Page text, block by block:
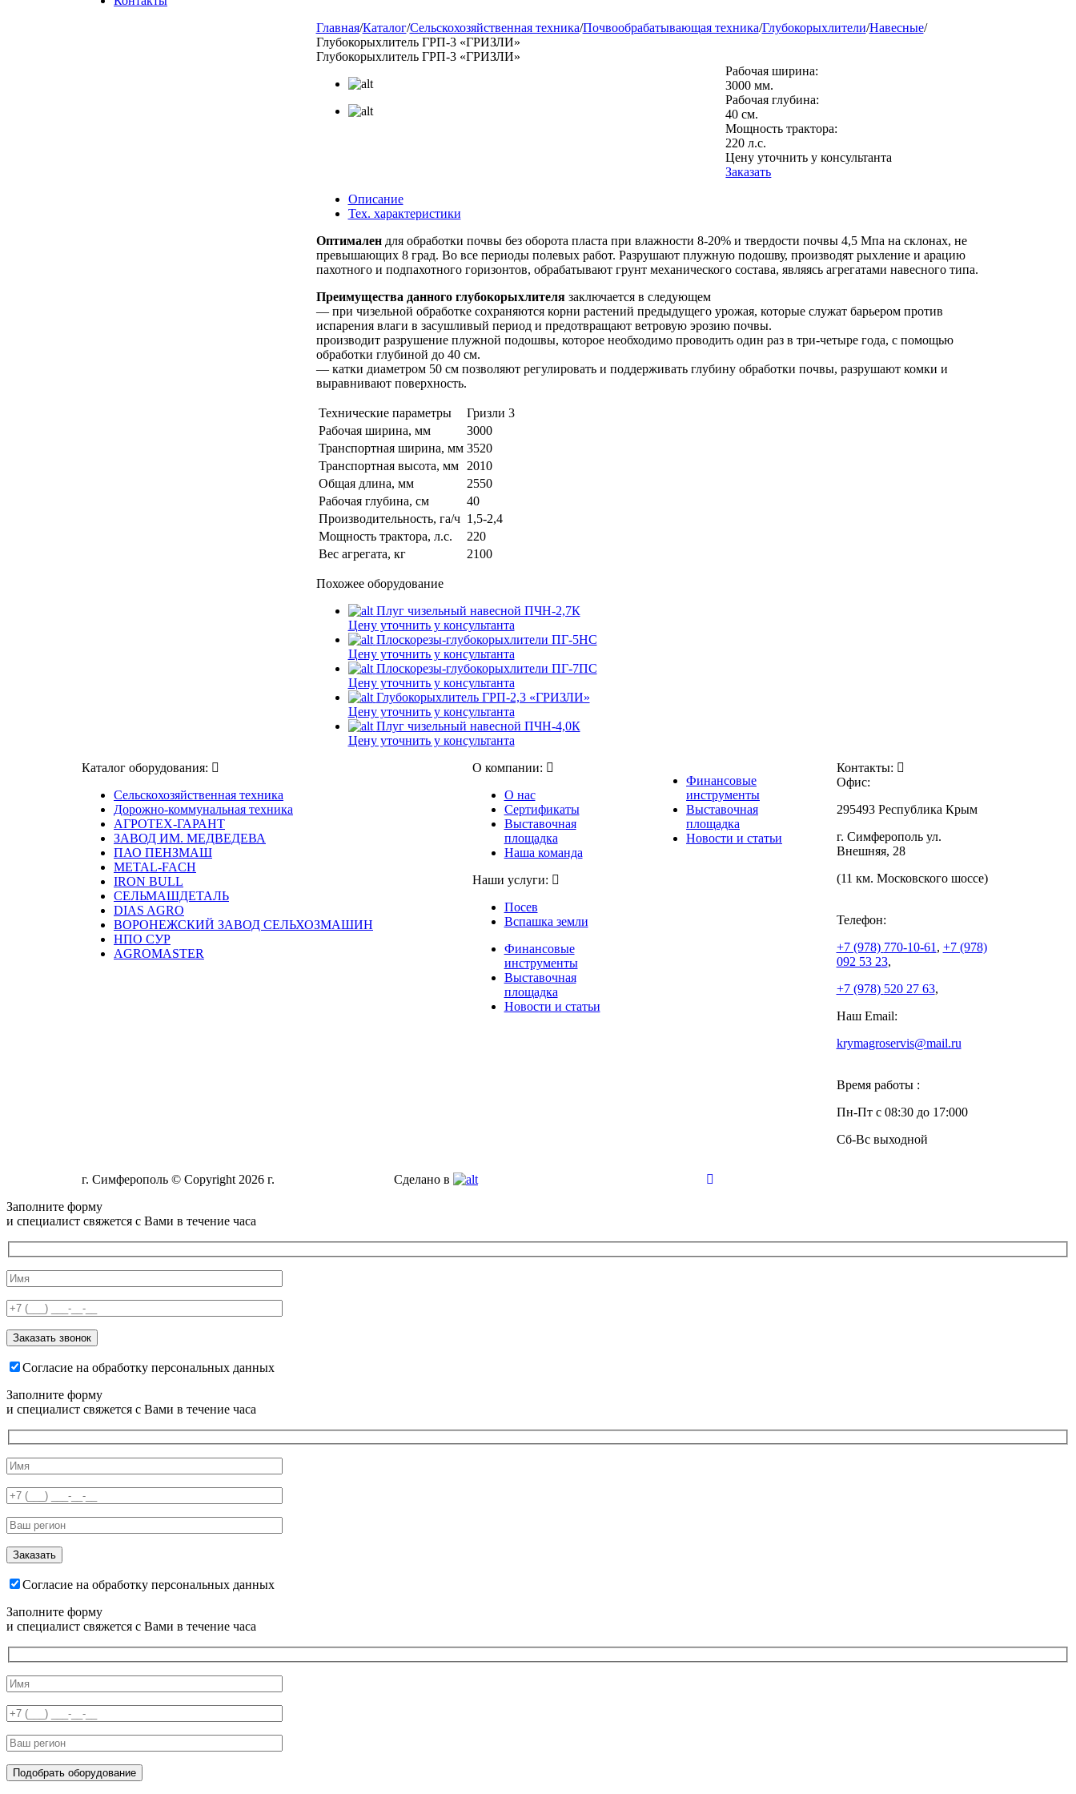
Главная/Каталог/Сельскохозяйственная техника/Почвообрабатывающая техника/Глубокорыхлители/Навесные/
Глубокорыхлитель ГРП-3 «ГРИЗЛИ»
Глубокорыхлитель ГРП-3 «ГРИЗЛИ»
Рабочая ширина:
3000 мм.
Рабочая глубина:
40 см.
Мощность трактора:
220 л.с.
Цену уточнить у консультанта
Заказать
Описание
Тех. характеристики
Оптималендля обработки почвы без оборота пласта при влажности 8-20% и твердости почвы 4,5 Мпа на склонах, не
превышающих 8 град. Во все периоды полевых работ. Разрушают плужную подошву, производят рыхление и арацию
пахотного и подпахотного горизонтов, обрабатывают грунт механического состава, являясь агрегатами навесного типа.
Преимущества данного глубокорыхлителязаключается в следующем
— при чизельной обработке сохраняются корни растений предыдущего урожая, которые служат барьером против
испарения влаги в засушливый период и предотвращают ветровую эрозию почвы.
производит разрушение плужной подошвы, которое необходимо проводить один раз в три-четыре года, с помощью
обработки глубиной до 40 см.
— катки диаметром 50 см позволяют регулировать и поддерживать глубину обработки почвы, разрушают комки и
выравнивают поверхность.
Технические параметры
Гризли 3
Рабочая ширина, мм
3000
Транспортная ширина, мм 3520
Транспортная высота, мм
2010
Общая длина, мм
2550
Рабочая глубина, см
40
Производительность, га/ч 1,5-2,4
Мощность трактора, л.с.
220
Вес агрегата, кг
2100
Похожее оборудование
Плуг чизельный навесной ПЧН-2,7К
Цену уточнить у консультанта
Плоскорезы-глубокорыхлители ПГ-5НС
Цену уточнить у консультанта
Плоскорезы-глубокорыхлители ПГ-7ПС
Цену уточнить у консультанта
Глубокорыхлитель ГРП-2,3 «ГРИЗЛИ»
Цену уточнить у консультанта
Плуг чизельный навесной ПЧН-4,0К
Цену уточнить у консультанта
Каталог оборудования:
Сельскохозяйственная техника
Дорожно-коммунальная техника
АГРОТЕХ-ГАРАНТ
ЗАВОД ИМ. МЕДВЕДЕВА
ПАО ПЕНЗМАШ
METAL-FACH
IRON BULL
СЕЛЬМАШДЕТАЛЬ
DIAS AGRO
ВОРОНЕЖСКИЙ ЗАВОД СЕЛЬХОЗМАШИН
НПО СУР
AGROMASTER
О компании:
О нас
Сертификаты
Выставочная
площадка
Наша команда
Наши услуги:
Посев
Вспашка земли
Финансовые
инструменты
Выставочная
площадка
Новости и статьи
Финансовые
инструменты
Выставочная
площадка
Новости и статьи
Контакты:
Офис:
295493 Республика Крым
г. Симферополь ул.
Внешняя, 28
(11 км. Московского шоссе)
Телефон:
+7 (978) 770-10-61 , +7 (978)
092 53 23,
+7 (978) 520 27 63,
Наш Email:
krymagroservis@mail.ru
Время работы :
Пн-Пт с 08:30 до 17:000
Сб-Вс выходной
г. Симферополь © Copyright 2026 г.
Сделано в
Заполните форму
и специалист свяжется с Вами в течение часа
Согласие на обработку персональных данных
Заполните форму
и специалист свяжется с Вами в течение часа
Согласие на обработку персональных данных
Заполните форму
и специалист свяжется с Вами в течение часа